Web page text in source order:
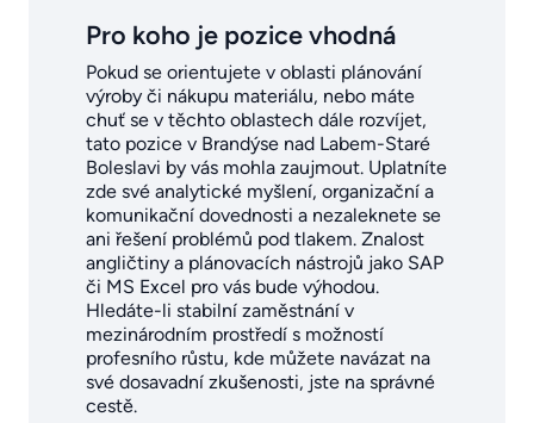
Pro koho je pozice vhodná
Pokud se orientujete v oblasti plánování
výroby či nákupu materiálu, nebo máte
chuť se v těchto oblastech dále rozvíjet,
tato pozice v Brandýse nad Labem-Staré
Boleslavi by vás mohla zaujmout. Uplatníte
zde své analytické myšlení, organizační a
komunikační dovednosti a nezaleknete se
ani řešení problémů pod tlakem. Znalost
angličtiny a plánovacích nástrojů jako SAP
či MS Excel pro vás bude výhodou.
Hledáte-li stabilní zaměstnání v
mezinárodním prostředí s možností
profesního růstu, kde můžete navázat na
své dosavadní zkušenosti, jste na správné
cestě.